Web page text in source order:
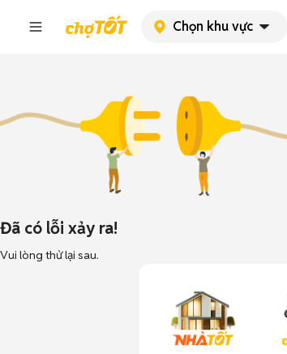
Chọn khu vực
Đã có lỗi xảy ra!
Vui lòng thử lại sau.